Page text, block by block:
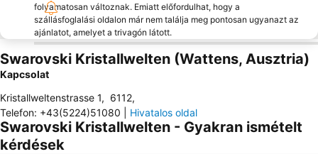
folyamatosan változnak. Emiatt előfordulhat, hogy a
szállásfoglalási oldalon már nem találja meg pontosan ugyanazt az
ajánlatot, amelyet a trivagón látott.
Swarovski Kristallwelten (Wattens, Ausztria)
Kapcsolat
Kristallweltenstrasse 1, 6112,
Telefon: +43(5224)51080 Hivatalos oldal
Swarovski Kristallwelten - Gyakran ismételt
kérdések